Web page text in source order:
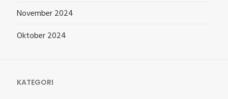
November 2024
Oktober 2024
KATEGORI